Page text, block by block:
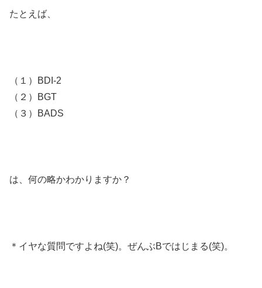
たとえば、
（１）BDI-2
（２）BGT
（３）BADS
は、何の略かわかりますか？
＊イヤな質問ですよね(笑)。ぜんぶBではじまる(笑)。